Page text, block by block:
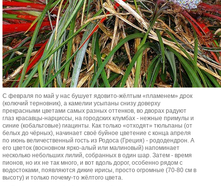
С февраля по май у нас бушует ядовито-жёлтым «пламенем» дрок
(колючий терновник), а камелии усыпаны снизу доверху
прекрасными цветами самых разных оттенков, во дворах радуют
глаз красавцы-нарциссы, на городских клумбах - нежные примулы и
синие (кобальтовые) гиацинты. Как только «отходят» тюльпаны (от
белых до чёрных), начинает своё буйное цветение с конца апреля
по июнь величественный гость из Родоса (Греция) - рододендрон. А
его цветок (восновном ярко-алый или малиновый) напоминает
несколько небольших лилий, собранных в один шар. Затем - время
пионов, но их не так много, и вот вдоль дорог, особенно рядом с
водостоками, появляются дикие ирисы, просто огромные (70-80 см в
высоту) и только почему-то жёлтого цвета.